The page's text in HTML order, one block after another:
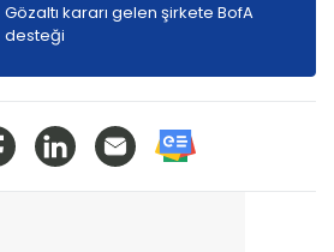
Gözaltı kararı gelen şirkete BofA
desteği